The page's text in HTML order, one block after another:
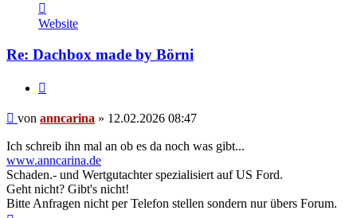
von
anncarina
Website
Re: Dachbox made by Börni
Beitrag
von anncarina » 12.02.2026 08:47
Ich schreib ihn mal an ob es da noch was gibt...
www.anncarina.de
Schaden.- und Wertgutachter spezialisiert auf US Ford.
Geht nicht? Gibt's nicht!
Bitte Anfragen nicht per Telefon stellen sondern nur übers Forum.